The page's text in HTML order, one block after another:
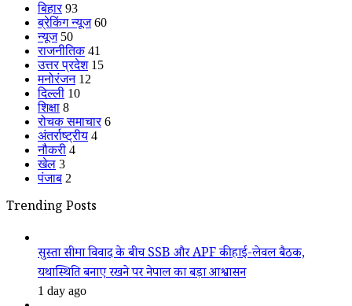
बिहार 93
ब्रेकिंग न्यूज 60
न्यूज 50
राजनीतिक 41
उत्तर प्रदेश 15
मनोरंजन 12
दिल्ली 10
शिक्षा 8
रोचक समाचार 6
अंतर्राष्ट्रीय 4
नौकरी 4
खेल 3
पंजाब 2
Trending Posts
सुस्ता सीमा विवाद के बीच SSB और APF की हाई-लेवल बैठक,
यथास्थिति बनाए रखने पर नेपाल का बड़ा आश्वासन
1 day ago